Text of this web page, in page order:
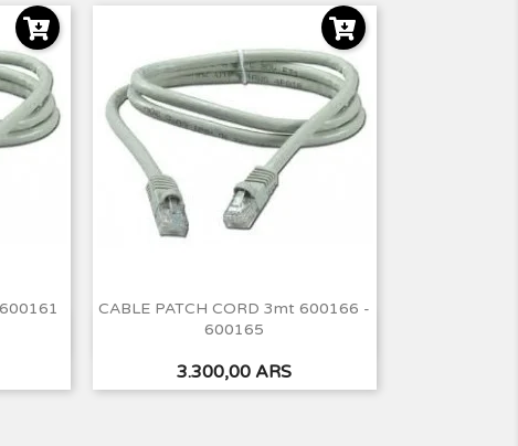
CABLE PATCH CORD 3mt 600166 -
600165
Precio
3.300,00 ARS
Vista rápida